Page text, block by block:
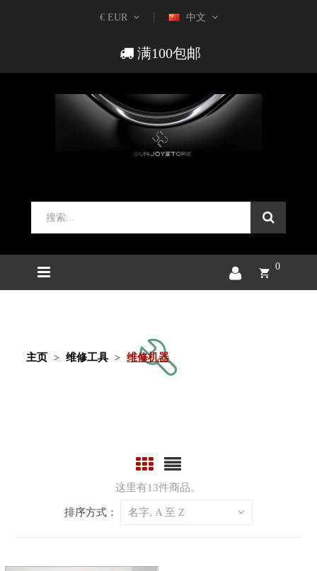
€ EUR 中文
满100包邮
0
主页 维修工具 维修机器
这里有13件商品。
排序方式： 名字, A 至 Z